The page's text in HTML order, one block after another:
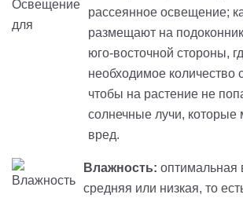
рассеянное освещение;
размещают на
юго-восточной стороны,
необходимое количество
чтобы на растение не
солнечные лучи, которые
вред.
Влажность: оптимальная
средняя или низкая, то